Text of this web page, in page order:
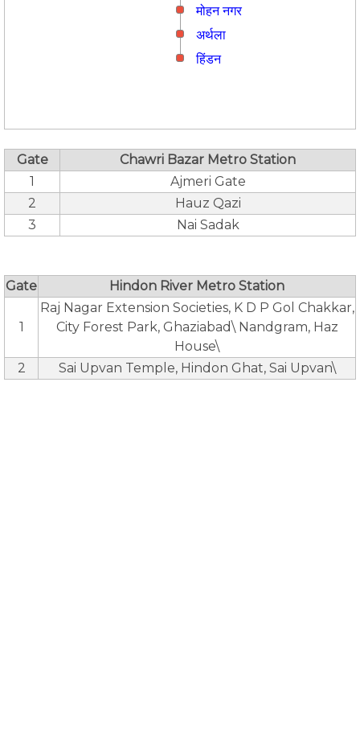
मोहन नगर
अर्थला
हिंडन
Gate
Chawri Bazar Metro Station
1
Ajmeri Gate
2
Hauz Qazi
3
Nai Sadak
Gate Hindon River Metro Station
1
Raj Nagar Extension Societies, K D P Gol Chakkar,
City Forest Park, Ghaziabad\ Nandgram, Haz
House\
2
Sai Upvan Temple, Hindon Ghat, Sai Upvan\